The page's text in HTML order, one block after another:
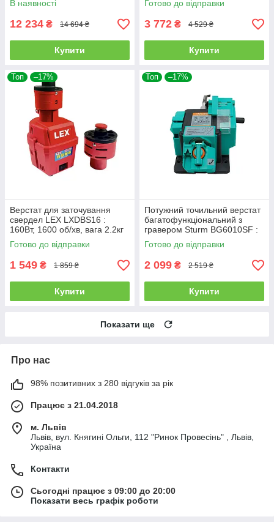
2.7 Нм
В наявності
12 234 ₴ 14 694 ₴
Купити
Готово до відправки
3 772 ₴ 4 529 ₴
Купити
Топ –17%
Верстат для заточування
свердел LEX LXDBS16 :
160Вт, 1600 об/хв, вага 2.2кг
Готово до відправки
1 549 ₴ 1 859 ₴
Купити
Топ –17%
Потужний точильний верстат
багатофункціональний з
гравером Sturm BG6010SF :
100Вт, 6700 об/хв
Готово до відправки
2 099 ₴ 2 519 ₴
Купити
Показати ще
Про нас
98% позитивних з 280 відгуків за рік
Працює з 21.04.2018
м. Львів
Львів, вул. Княгині Ольги, 112 "Ринок Провесінь" , Львів,
Україна
Контакти
Сьогодні працює з 09:00 до 20:00
Показати весь графік роботи